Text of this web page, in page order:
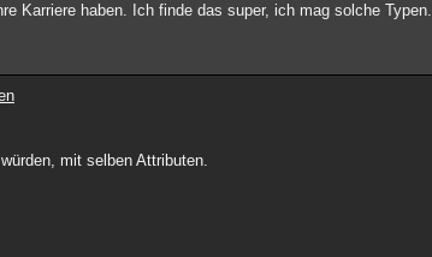
Karriere haben. Ich finde das super, ich mag solche Typen.
mit selben Attributen.